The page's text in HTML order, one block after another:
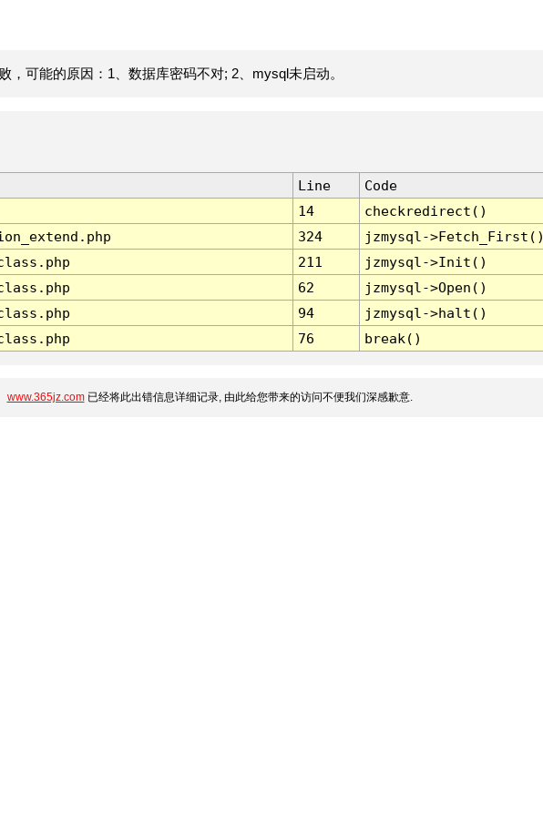
，可能的原因：1、数据库密码不对; 2、mysql未启动。
Line
Code
14
checkredirect()
324
jzmysql-
211
jzmysql->Init()
62
jzmysql->Open()
94
jzmysql->halt()
76 break()
www.365jz.com已经将此出错信息详细记录, 由此给您带来的访问不便我们深感歉意.